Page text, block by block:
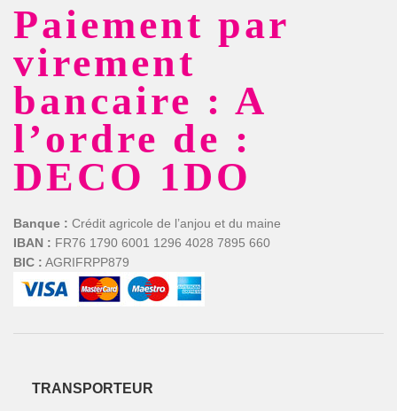
Paiement par
virement
bancaire : A
l’ordre de :
DECO 1DO
Banque : Crédit agricole de l’anjou et du maine
IBAN : FR76 1790 6001 1296 4028 7895 660
BIC : AGRIFRPP879
TRANSPORTEUR